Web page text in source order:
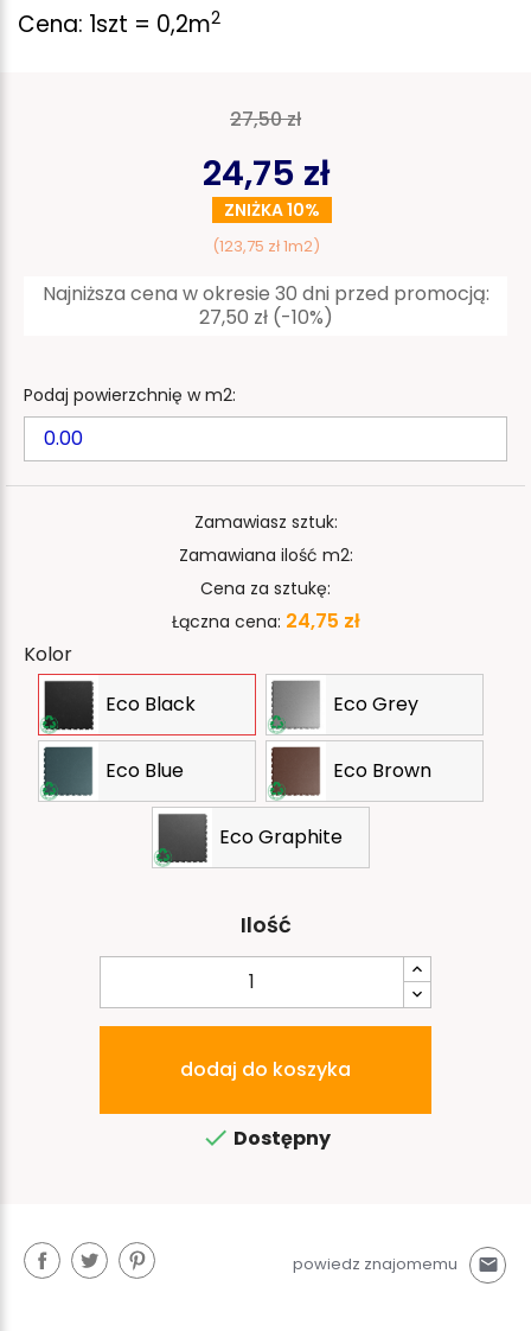
Cena: 1szt = 0,2m2
27,50 zł
24,75 zł
ZNIŻKA 10%
(123,75 zł 1m2)
Najniższa cena w okresie 30 dni przed promocją:
27,50 zł (-10%)
Podaj powierzchnię w m2:
Zamawiasz sztuk:
Zamawiana ilość m2:
Cena za sztukę:
Łączna cena: 24,75 zł
Kolor
Eco Black
Eco Grey
Eco Blue Eco Brown
Eco Graphite
Ilość
dodaj do koszyka
 Dostępny
powiedz znajomemu mail